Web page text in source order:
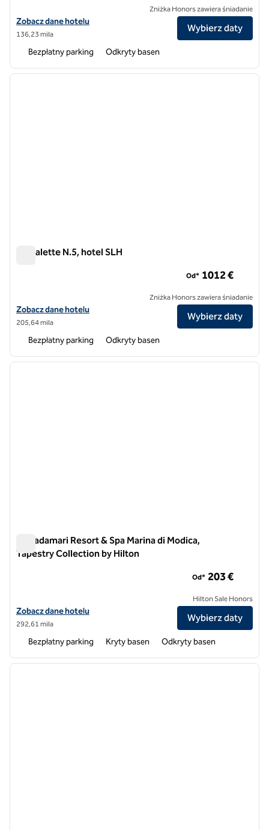
Zobacz szczegóły hotelu Canne Bianche Lifestyle Hotel, SLH Hotel
Zobacz dane hotelu
136,23 mila
Zniżka Honors zawiera śniadanie
Wybierz daty
Bezpłatny parking Odkryty basen
1 z 8
Le Calette N.5, hotel SLH
Zobacz szczegóły hotelu Le Calette N.5, SLH Hotel
Zobacz dane hotelu
205,64 mila
Od* 1​012 €
Zniżka Honors zawiera śniadanie
Wybierz daty
Bezpłatny parking Odkryty basen
1 z 12
Terradamari Resort & Spa Marina di Modica,
Tapestry Collection by Hilton
Zobacz szczegóły hotelu Terradamari Resort & Spa Marina di
Zobacz dane hotelu
292,61 mila
Od* 203 €
Hilton Sale Honors
Wybierz daty
Bezpłatny parking Kryty basen Odkryty basen
1 z 6